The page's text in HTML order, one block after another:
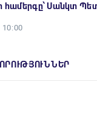
համերգը՝ Սանկտ